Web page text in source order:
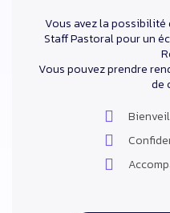
Vous avez la possibilité
Staff Pastoral pour un
Vous pouvez prendre
de